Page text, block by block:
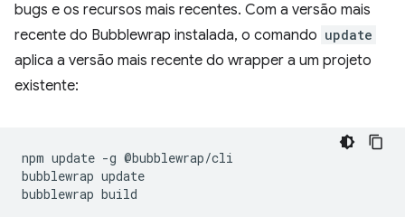
bugs e os recursos mais recentes. Com a versão mais
recente do Bubblewrap instalada, o comando update
aplica a versão mais recente do wrapper a um projeto
existente:
npm update -g @bubblewrap/cli
bubblewrap update
bubblewrap